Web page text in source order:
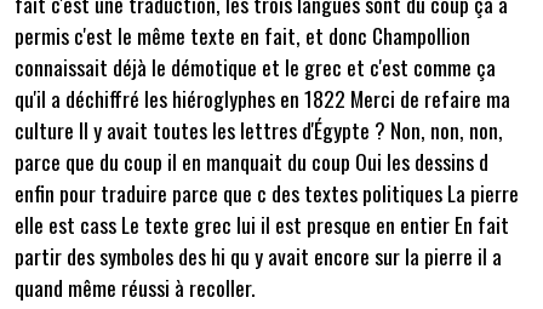
permis c'est le même texte en fait, et donc Champollion
connaissait déjà le démotique et le grec et c'est comme ça
qu'il a déchiffré les hiéroglyphes en 1822 Merci de refaire ma
culture Il y avait toutes les lettres d'Égypte ? Non, non, non,
parce que du coup il en manquait du coup Oui les dessins d
enfin pour traduire parce que c des textes politiques La pierre
elle est cass Le texte grec lui il est presque en entier En fait
partir des symboles des hi qu y avait encore sur la pierre il a
quand même réussi à recoller.